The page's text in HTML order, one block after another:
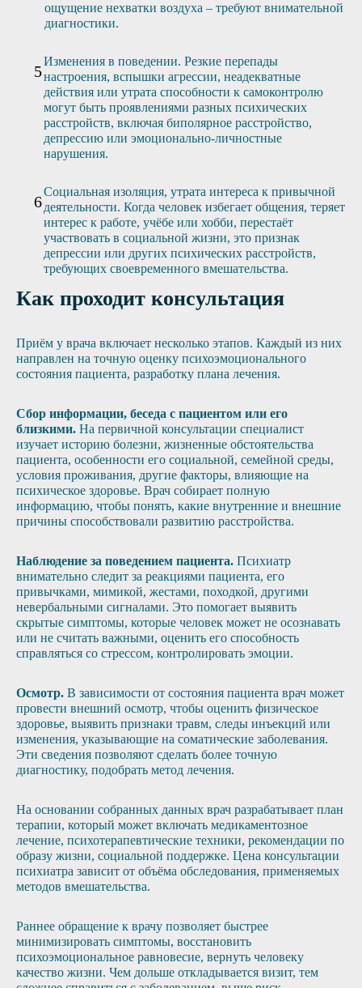
ощущение нехватки воздуха – требуют внимательной
диагностики.
Изменения в поведении. Резкие перепады
настроения, вспышки агрессии, неадекватные
действия или утрата способности к самоконтролю
могут быть проявлениями разных психических
расстройств, включая биполярное расстройство,
депрессию или эмоционально-личностные
нарушения.
Социальная изоляция, утрата интереса к привычной
деятельности. Когда человек избегает общения, теряет
интерес к работе, учёбе или хобби, перестаёт
участвовать в социальной жизни, это признак
депрессии или других психических расстройств,
требующих своевременного вмешательства.
Как проходит консультация
Приём у врача включает несколько этапов. Каждый из них
направлен на точную оценку психоэмоционального
состояния пациента, разработку плана лечения.
Сбор информации, беседа с пациентом или его
близкими. На первичной консультации специалист
изучает историю болезни, жизненные обстоятельства
пациента, особенности его социальной, семейной среды,
условия проживания, другие факторы, влияющие на
психическое здоровье. Врач собирает полную
информацию, чтобы понять, какие внутренние и внешние
причины способствовали развитию расстройства.
Наблюдение за поведением пациента. Психиатр
внимательно следит за реакциями пациента, его
привычками, мимикой, жестами, походкой, другими
невербальными сигналами. Это помогает выявить
скрытые симптомы, которые человек может не осознавать
или не считать важными, оценить его способность
справляться со стрессом, контролировать эмоции.
Осмотр. В зависимости от состояния пациента врач может
провести внешний осмотр, чтобы оценить физическое
здоровье, выявить признаки травм, следы инъекций или
изменения, указывающие на соматические заболевания.
Эти сведения позволяют сделать более точную
диагностику, подобрать метод лечения.
На основании собранных данных врач разрабатывает план
терапии, который может включать медикаментозное
лечение, психотерапевтические техники, рекомендации по
образу жизни, социальной поддержке. Цена консультации
психиатра зависит от объёма обследования, применяемых
методов вмешательства.
Раннее обращение к врачу позволяет быстрее
минимизировать симптомы, восстановить
психоэмоциональное равновесие, вернуть человеку
качество жизни. Чем дольше откладывается визит, тем